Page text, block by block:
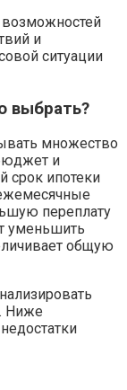
и
ситуации
выбрать?
множество
и
срок ипотеки
переплату
уменьшить
общую
Ниже